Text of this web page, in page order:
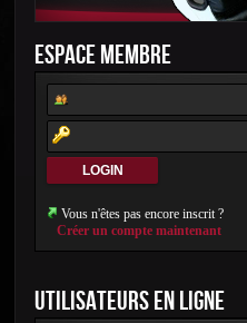
ESPACE MEMBRE
Vous n'êtes pas encore inscrit ?
Créer un compte maintenant
UTILISATEURS EN LIGNE